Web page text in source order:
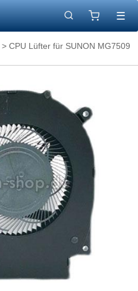
☰
> CPU Lüfter für SUNON MG7509